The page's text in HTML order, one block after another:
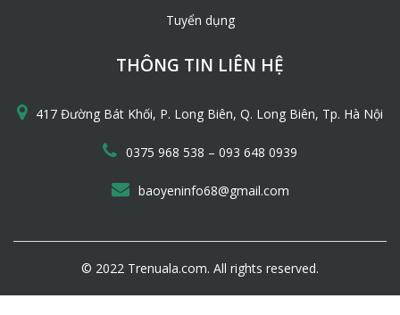
Tấm lá nhân tạo đa dạng màu sắc
Tấm lá nhân tạo được làm bằng nhựa nguyên sinh, các
thành phần phụ gia chống oxy hóa, chống tia UV,…và bột
5. Tính chất vật lý
Sử dụng được ở ngoài trời với độ bền trên 20 năm mà
Tuyển dụng
THÔNG TIN LIÊN HỆ
417 Đường Bát Khối, P. Long Biên, Q. Long Biên, Tp. Hà Nội
0375 968 538 – 093 648 0939
baoyeninfo68@gmail.com
© 2022 Trenuala.com. All rights reserved.